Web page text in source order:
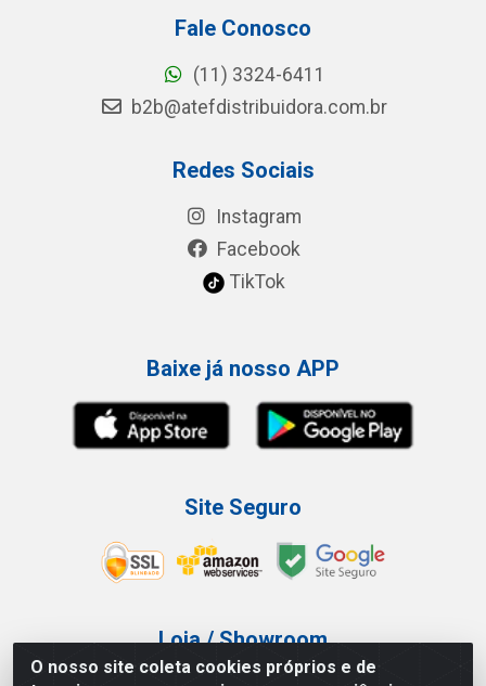
O nosso site coleta cookies próprios e de
Fale Conosco
(11) 3324-6411
b2b@atefdistribuidora.com.br
Redes Sociais
Instagram
Facebook
TikTok
Baixe já nosso APP
Site Seguro
Loja / Showroom
Tel.: (11) 3227-0546